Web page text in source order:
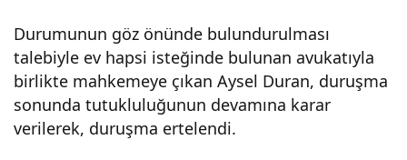
Durumunun göz önünde bulundurulması
talebiyle ev hapsi isteğinde bulunan avukatıyla
birlikte mahkemeye çıkan Aysel Duran, duruşma
sonunda tutukluluğunun devamına karar
verilerek, duruşma ertelendi.
r
vere
ceği